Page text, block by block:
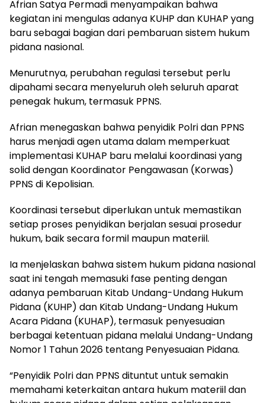
Afrian Satya Permadi menyampaikan bahwa
kegiatan ini mengulas adanya KUHP dan KUHAP yang
baru sebagai bagian dari pembaruan sistem hukum
pidana nasional.
Menurutnya, perubahan regulasi tersebut perlu
dipahami secara menyeluruh oleh seluruh aparat
penegak hukum, termasuk PPNS.
Afrian menegaskan bahwa penyidik Polri dan PPNS
harus menjadi agen utama dalam memperkuat
implementasi KUHAP baru melalui koordinasi yang
solid dengan Koordinator Pengawasan (Korwas)
PPNS di Kepolisian.
Koordinasi tersebut diperlukan untuk memastikan
setiap proses penyidikan berjalan sesuai prosedur
hukum, baik secara formil maupun materiil.
Ia menjelaskan bahwa sistem hukum pidana nasional
saat ini tengah memasuki fase penting dengan
adanya pembaruan Kitab Undang-Undang Hukum
Pidana (KUHP) dan Kitab Undang-Undang Hukum
Acara Pidana (KUHAP), termasuk penyesuaian
berbagai ketentuan pidana melalui Undang-Undang
Nomor 1 Tahun 2026 tentang Penyesuaian Pidana.
“Penyidik Polri dan PPNS dituntut untuk semakin
memahami keterkaitan antara hukum materiil dan